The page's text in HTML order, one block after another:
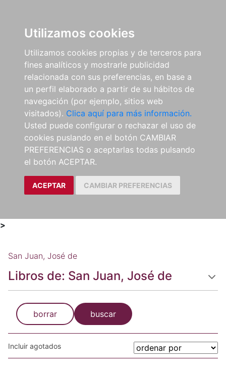
Utilizamos cookies
Utilizamos cookies propias y de terceros para
fines analíticos y mostrarle publicidad
relacionada con sus preferencias, en base a
un perfil elaborado a partir de su hábitos de
navegación (por ejemplo, sitios web
visitados). Clica aquí para más información.
Usted puede configurar o rechazar el uso de
cookies puslando en el botón CAMBIAR
PREFERENCIAS o aceptarlas todas pulsando
el botón ACEPTAR.
ACEPTAR CAMBIAR PREFERENCIAS
>
San Juan, José de
Libros de: San Juan, José de
borrar buscar
Incluir agotados